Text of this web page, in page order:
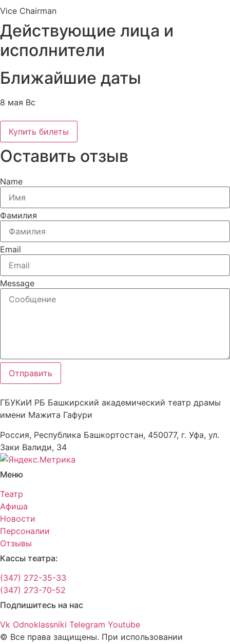
Vice Chairman
Действующие лица и
исполнители
Ближайшие даты
8 мая Вс
Купить билеты
Оставить отзыв
Name
Фамилия
Email
Message
Отправить
ГБУКиИ РБ Башкирский академический театр драмы
имени Мажита Гафури
Россия, Республика Башкортостан, 450077, г. Уфа, ул.
Заки Валиди, 34
Меню
Театр
Афиша
Новости
Персоналии
Отзывы
Кассы театра:
(347) 272-35-33
(347) 273-70-52
Подпишитесь на нас
Vk Odnoklassniki Telegram Youtube
© Все права защищены. При использовании